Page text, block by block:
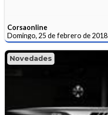
Corsaonline
Domingo, 25 de febrero de 2018
Novedades